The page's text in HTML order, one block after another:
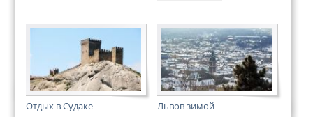
Отдых в Судаке
Львов зимой